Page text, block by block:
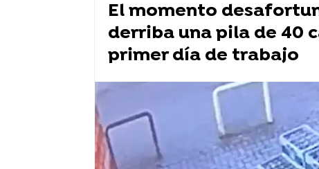
El momento
derriba una pila de 40
primer día de trabajo
tiktok Vídeo viral